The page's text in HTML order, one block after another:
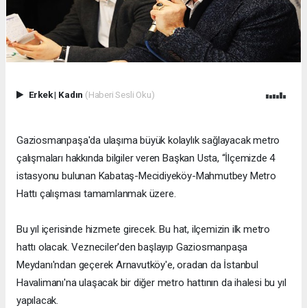
Erkek| Kadın (Haberi Sesli Oku)
Gaziosmanpaşa'da ulaşıma büyük kolaylık sağlayacak metro
çalışmaları hakkında bilgiler veren Başkan Usta, “İlçemizde 4
istasyonu bulunan Kabataş-Mecidiyeköy-Mahmutbey Metro
Hattı çalışması tamamlanmak üzere.
Bu yıl içerisinde hizmete girecek. Bu hat, ilçemizin ilk metro
hattı olacak. Vezneciler'den başlayıp Gaziosmanpaşa
Meydanı'ndan geçerek Arnavutköy'e, oradan da İstanbul
Havalimanı'na ulaşacak bir diğer metro hattının da ihalesi bu yıl
yapılacak.